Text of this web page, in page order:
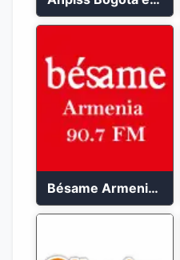
Bésame Armenia en vivo 2023